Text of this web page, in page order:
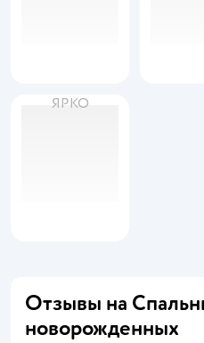
ЯРКО
Отзывы на
новорожденных